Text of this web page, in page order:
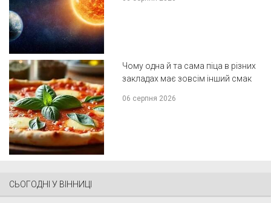
Чому одна й та сама піца в різних
закладах має зовсім інший смак
06 серпня 2026
СЬОГОДНІ У ВІННИЦІ